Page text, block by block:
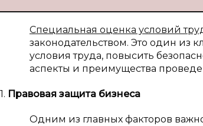
Специальная оценка условий
законодательством. Это один из
условия труда, повысить
аспекты и преимущества
1. Правовая защита бизнеса
Одним из главных факторов